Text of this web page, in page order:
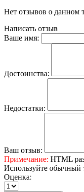
Нет отзывов о данном
Написать отзыв
Ваше имя:
Достоинства:
Недостатки:
Ваш отзыв:
Примечание: HTML
Используйте обычный
Оценка: